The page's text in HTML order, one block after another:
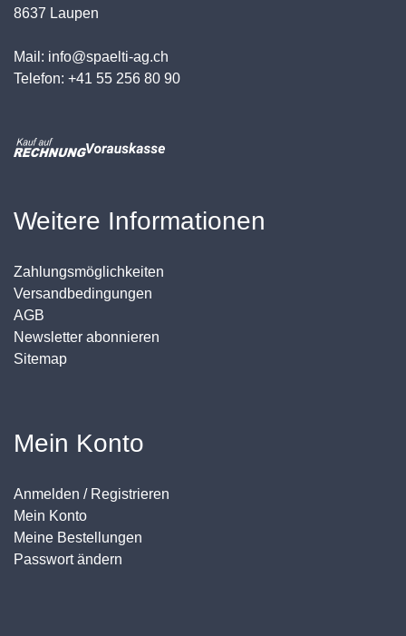
8637 Laupen
Mail: info@spaelti-ag.ch
Telefon: +41 55 256 80 90
Weitere Informationen
Zahlungsmöglichkeiten
Versandbedingungen
AGB
Newsletter abonnieren
Sitemap
Mein Konto
Anmelden / Registrieren
Mein Konto
Meine Bestellungen
Passwort ändern